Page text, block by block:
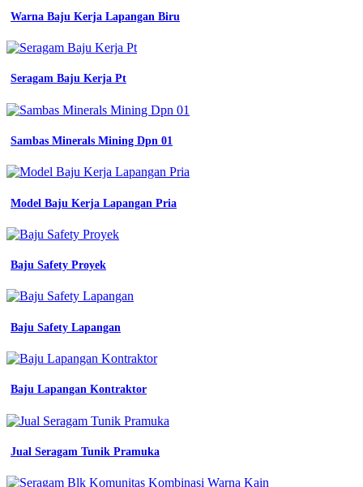
pengajuan
seragam
surat
lamaran
kerja
desain
desain
seragam
kerja
stylish
semarang
desain
kerja
stylish
konveksi
semarang
inspirasi
seragam
yang
konveksi
seragam
Warna Baju Kerja Lapangan Biru
Seragam Baju Kerja Pt
Sambas Minerals Mining Dpn 01
Model Baju Kerja Lapangan Pria
Baju Safety Proyek
Baju Safety Lapangan
Baju Lapangan Kontraktor
Jual Seragam Tunik Pramuka